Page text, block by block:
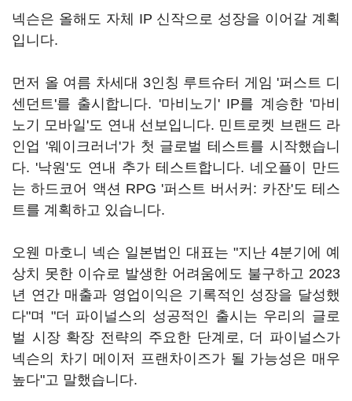
넥슨은 올해도 자체 IP 신작으로 성장을 이어갈 계획
입니다.
먼저 올 여름 차세대 3인칭 루트슈터 게임 '퍼스트 디
센던트'를 출시합니다. '마비노기' IP를 계승한 '마비
노기 모바일'도 연내 선보입니다. 민트로켓 브랜드 라
인업 '웨이크러너'가 첫 글로벌 테스트를 시작했습니
다. '낙원'도 연내 추가 테스트합니다. 네오플이 만드
는 하드코어 액션 RPG '퍼스트 버서커: 카잔'도 테스
트를 계획하고 있습니다.
오웬 마호니 넥슨 일본법인 대표는 "지난 4분기에 예
상치 못한 이슈로 발생한 어려움에도 불구하고 2023
년 연간 매출과 영업이익은 기록적인 성장을 달성했
다"며 "더 파이널스의 성공적인 출시는 우리의 글로
벌 시장 확장 전략의 주요한 단계로, 더 파이널스가
넥슨의 차기 메이저 프랜차이즈가 될 가능성은 매우
높다"고 말했습니다.